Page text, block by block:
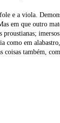
e a viola.
em que outro
proustianas;
como em
coisas também,